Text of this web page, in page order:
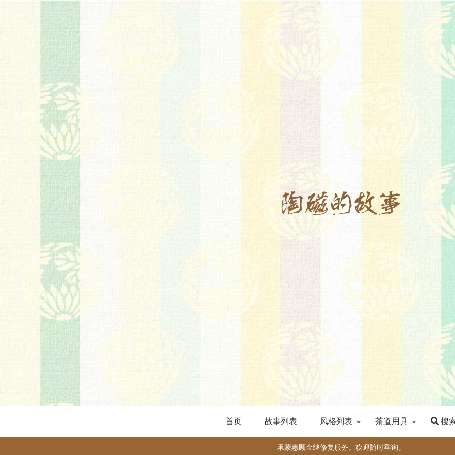
首页 故事列表 风格列表 茶道用具 搜
承蒙惠顾金继修复服务。欢迎随时垂询。